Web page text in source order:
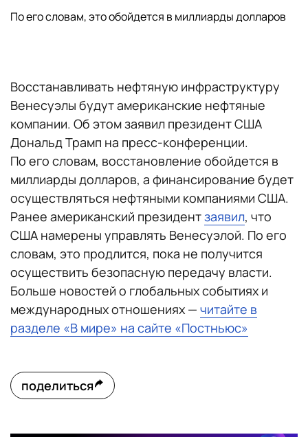
По его словам, это обойдется в миллиарды долларов
Восстанавливать нефтяную инфраструктуру
Венесуэлы будут американские нефтяные
компании. Об этом заявил президент США
Дональд Трамп на пресс-конференции.
По его словам, восстановление обойдется в
миллиарды долларов, а финансирование будет
осуществляться нефтяными компаниями США.
Ранее американский президентзаявил, что
США намерены управлять Венесуэлой. По его
словам, это продлится, пока не получится
осуществить безопасную передачу власти.
Больше новостей о глобальных событиях и
международных отношениях — читайте в
разделе «В мире» на сайте «Постньюс»
поделиться